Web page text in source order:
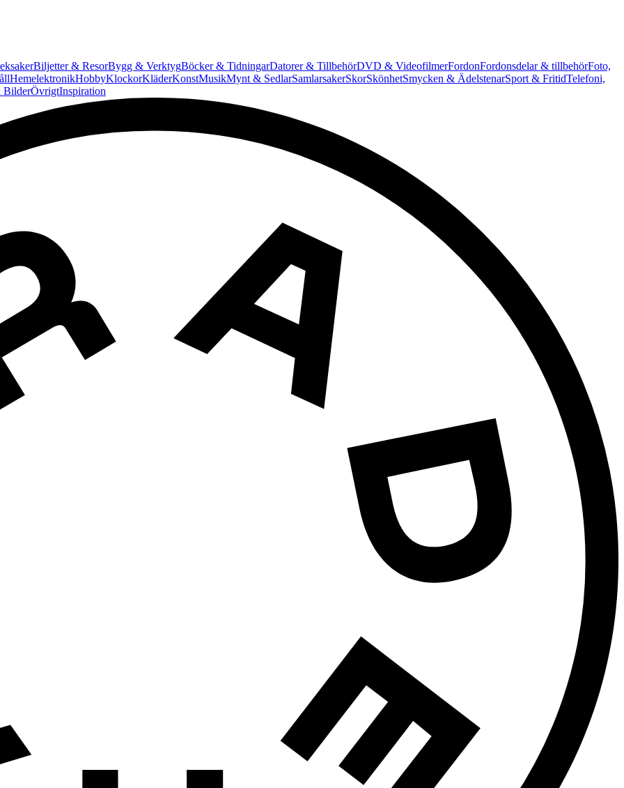
Biljetter & ResorBygg & VerktygBöcker & TidningarDatorer & TillbehörDVD & VideofilmerFordonFordonsdelar & tillbehörFoto,
HemelektronikHobbyKlockorKläderKonstMusikMynt & SedlarSamlarsakerSkorSkönhetSmycken & ÄdelstenarSport & FritidTelefoni,
BilderÖvrigtInspiration